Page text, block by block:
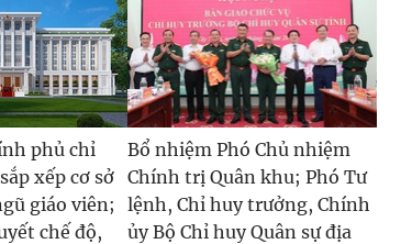
phủ chỉ
xếp cơ sở
giáo viên;
chế độ,
Bổ nhiệm Phó Chủ nhiệm
Chính trị Quân khu; Phó Tư
lệnh, Chỉ huy trưởng, Chính
ủy Bộ Chỉ huy Quân sự địa